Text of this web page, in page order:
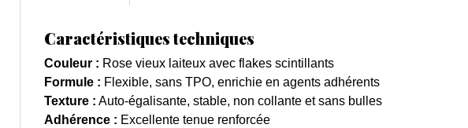
Caractéristiques techniques
Couleur : Rose vieux laiteux avec flakes scintillants
Formule : Flexible, sans TPO, enrichie en agents adhérents
Texture : Auto-égalisante, stable, non collante et sans bulles
Adhérence : Excellente tenue renforcée